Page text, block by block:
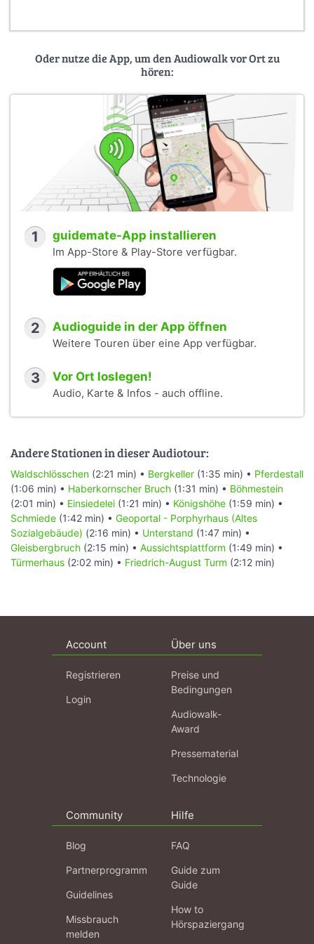
Oder nutze die App, um den Audiowalk vor Ort zu
hören:
1 guidemate-App installieren
Im App-Store & Play-Store verfügbar.
2 Audioguide in der App öffnen
Weitere Touren über eine App verfügbar.
3 Vor Ort loslegen!
Audio, Karte & Infos - auch offline.
Andere Stationen in dieser Audiotour:
Waldschlösschen (2:21 min) • Bergkeller (1:35 min) • Pferdestall
(1:06 min) • Haberkornscher Bruch (1:31 min) • Böhmestein
(2:01 min) • Einsiedelei (1:21 min) • Königshöhe (1:59 min) •
Schmiede (1:42 min) • Geoportal - Porphyrhaus (Altes
Sozialgebäude) (2:16 min) • Unterstand (1:47 min) •
Gleisbergbruch (2:15 min) • Aussichtsplattform (1:49 min) •
Türmerhaus (2:02 min) • Friedrich-August Turm (2:12 min)
Account
Registrieren
Login
Über uns
Preise und
Bedingungen
Audiowalk-
Award
Pressematerial
Technologie
Community
Blog
Partnerprogramm
Guidelines
Missbrauch
melden
Hilfe
FAQ
Guide zum
Guide
How to
Hörspaziergang